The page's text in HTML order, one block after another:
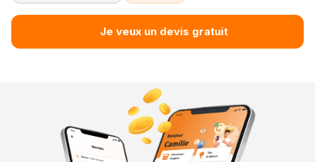
Je veux un devis gratuit